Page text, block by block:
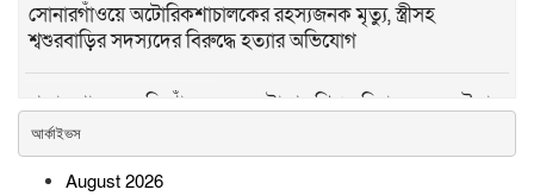
সোনারগাঁওয়ে অটোরিকশাচালকের রহস্যজনক মৃত্যু, স্ত্রীসহ
শ্বশুরবাড়ির সদস্যদের বিরুদ্ধে হত্যার অভিযোগ
পদ্মার পাড় ধসে নিখোঁজের ২৮ ঘণ্টা পর শিশু নূরিয়ার মরদেহ উদ্ধার
আর্কাইভস
August 2026